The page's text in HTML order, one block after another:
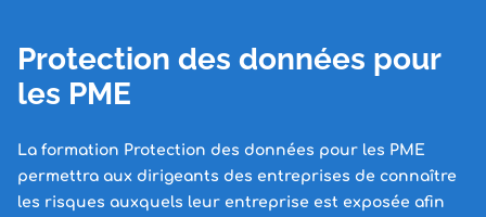
Protection des données pour
les PME
La formation Protection des données pour les PME
permettra aux dirigeants des entreprises de connaître
les risques auxquels leur entreprise est exposée afin